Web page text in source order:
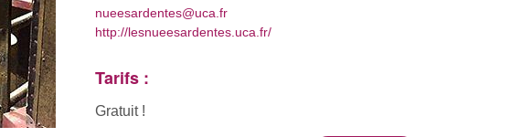
nueesardentes@uca.fr
http://lesnueesardentes.uca.fr/
Tarifs :
Gratuit !